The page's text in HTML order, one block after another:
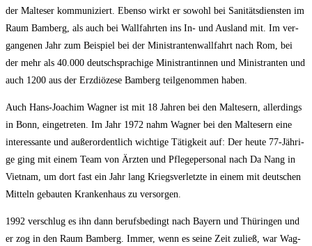
der Mal­te­ser kom­mu­ni­ziert. Eben­so wirkt er sowohl bei Sani­täts­diens­ten im
Raum Bam­berg, als auch bei Wall­fahr­ten ins In- und Aus­land mit. Im ver­
gan­ge­nen Jahr zum Bei­spiel bei der Minis­tran­ten­wall­fahrt nach Rom, bei
der mehr als 40.000 deutsch­spra­chi­ge Minis­tran­tin­nen und Minis­tran­ten und
auch 1200 aus der Erz­diö­ze­se Bam­berg teil­ge­nom­men haben.
Auch Hans-Joa­chim Wag­ner ist mit 18 Jah­ren bei den Mal­te­sern, aller­dings
in Bonn, ein­ge­tre­ten. Im Jahr 1972 nahm Wag­ner bei den Mal­te­sern eine
inter­es­san­te und außer­or­dent­lich wich­ti­ge Tätig­keit auf: Der heu­te 77-Jäh­ri­
ge ging mit einem Team von Ärz­ten und Pfle­ge­per­so­nal nach Da Nang in
Viet­nam, um dort fast ein Jahr lang Kriegs­ver­letz­te in einem mit deut­schen
Mit­teln gebau­ten Kran­ken­haus zu versorgen.
1992 ver­schlug es ihn dann berufs­be­dingt nach Bay­ern und Thü­rin­gen und
er zog in den Raum Bam­berg. Immer, wenn es sei­ne Zeit zuließ, war Wag­